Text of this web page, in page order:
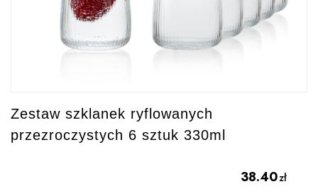
Zestaw szklanek ryflowanych
przezroczystych 6 sztuk 330ml
38.40zł